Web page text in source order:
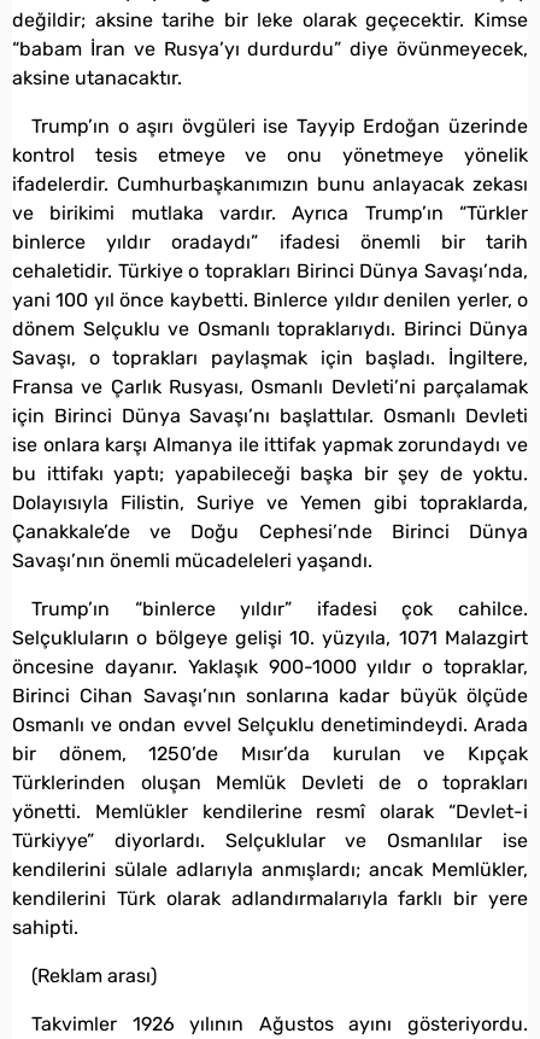
değildir; aksine tarihe bir leke olarak geçecektir. Kimse
“babam İran ve Rusya’yı durdurdu” diye övünmeyecek,
aksine utanacaktır.
Trump’ın o aşırı övgüleri ise Tayyip Erdoğan üzerinde
kontrol tesis etmeye ve onu yönetmeye yönelik
ifadelerdir. Cumhurbaşkanımızın bunu anlayacak zekası
ve birikimi mutlaka vardır. Ayrıca Trump’ın “Türkler
binlerce yıldır oradaydı” ifadesi önemli bir tarih
cehaletidir. Türkiye o toprakları Birinci Dünya Savaşı’nda,
yani 100 yıl önce kaybetti. Binlerce yıldır denilen yerler, o
dönem Selçuklu ve Osmanlı topraklarıydı. Birinci Dünya
Savaşı, o toprakları paylaşmak için başladı. İngiltere,
Fransa ve Çarlık Rusyası, Osmanlı Devleti’ni parçalamak
için Birinci Dünya Savaşı’nı başlattılar. Osmanlı Devleti
ise onlara karşı Almanya ile ittifak yapmak zorundaydı ve
bu ittifakı yaptı; yapabileceği başka bir şey de yoktu.
Dolayısıyla Filistin, Suriye ve Yemen gibi topraklarda,
Çanakkale’de ve Doğu Cephesi’nde Birinci Dünya
Savaşı’nın önemli mücadeleleri yaşandı.
Trump’ın “binlerce yıldır” ifadesi çok cahilce.
Selçukluların o bölgeye gelişi 10. yüzyıla, 1071 Malazgirt
öncesine dayanır. Yaklaşık 900-1000 yıldır o topraklar,
Birinci Cihan Savaşı’nın sonlarına kadar büyük ölçüde
Osmanlı ve ondan evvel Selçuklu denetimindeydi. Arada
bir dönem, 1250’de Mısır’da kurulan ve Kıpçak
Türklerinden oluşan Memlük Devleti de o toprakları
yönetti. Memlükler kendilerine resmî olarak “Devlet-i
Türkiyye” diyorlardı. Selçuklular ve Osmanlılar ise
kendilerini sülale adlarıyla anmışlardı; ancak Memlükler,
kendilerini Türk olarak adlandırmalarıyla farklı bir yere
sahipti.
(Reklam arası)
Takvimler 1926 yılının Ağustos ayını gösteriyordu.